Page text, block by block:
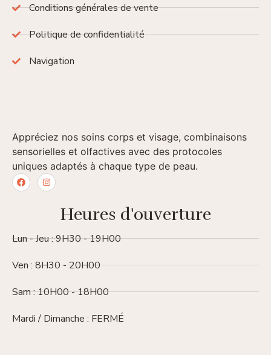
Conditions générales de vente
Politique de confidentialité
Navigation
Appréciez nos soins corps et visage, combinaisons
sensorielles et olfactives avec des protocoles
uniques adaptés à chaque type de peau.
Heures d'ouverture
Lun - Jeu : 9H30 - 19H00
Ven : 8H30 - 20H00
Sam : 10H00 - 18H00
Mardi / Dimanche : FERMÉ